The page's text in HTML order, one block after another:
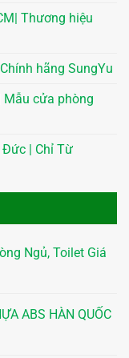
Thương hiệu
hãng SungYu
Mẫu cửa phòng
Đức | Chỉ Từ
Ngủ, Toilet Giá
ABS HÀN QUỐC